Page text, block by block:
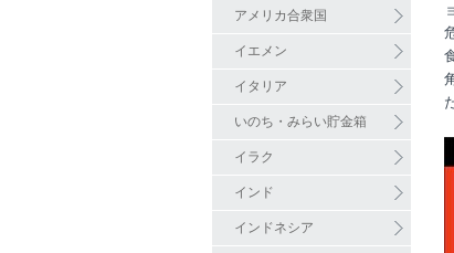
アメリカ合衆国
イエメン
イタリア
いのち・みらい貯金箱
イラク
インド
インドネシア